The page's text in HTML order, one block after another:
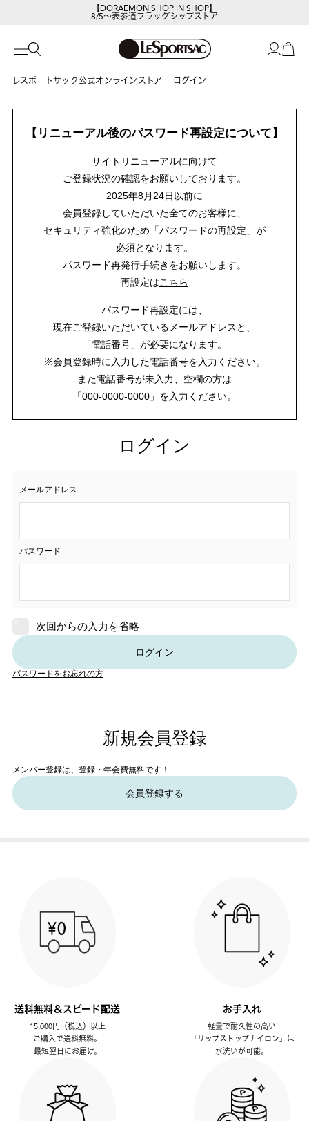
【DORAEMON SHOP IN SHOP】
8/5～表参道フラッグシップストア
レスポートサック公式オンラインストア ログイン
【リニューアル後のパスワード再設定について】
サイトリニューアルに向けて
ご登録状況の確認をお願いしております。
2025年8月24日以前に
会員登録していただいた全てのお客様に、
セキュリティ強化のため「パスワードの再設定」が
必須となります。
パスワード再発行手続きをお願いします。
再設定はこちら
パスワード再設定には、
現在ご登録いただいているメールアドレスと、
「電話番号」が必要になります。
※会員登録時に入力した電話番号を入力ください。
また電話番号が未入力、空欄の方は
「000-0000-0000」を入力ください。
ログイン
メールアドレス
パスワード
次回からの入力を省略
ログイン
パスワードをお忘れの方
新規会員登録
メンバー登録は、登録・年会費無料です！
会員登録する
送料無料＆スピード配送
15,000円（税込）以上
ご購入で送料無料。
最短翌日にお届け。
お手入れ
軽量で耐久性の高い
「リップストップナイロン」は
水洗いが可能。